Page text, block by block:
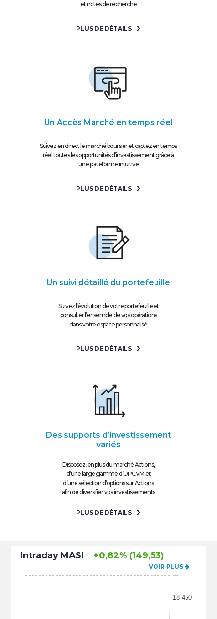
et notes de recherche
PLUS DE DÉTAILS
Un Accès Marché en temps réel
Suivez en direct le marché boursier et captez en temps
réel toutes les opportunités d’investissement grâce à
une plateforme intuitive
PLUS DE DÉTAILS
Un suivi détaillé du portefeuille
Suivez l’évolution de votre portefeuille et
consulter l’ensemble de vos opérations
dans votre espace personnalisé
PLUS DE DÉTAILS
Des supports d’investissement
variés
Disposez, en plus du marché Actions,
d’une large gamme d’OPCVM et
d’une sélection d’options sur Actions
afin de diversifier vos investissements
PLUS DE DÉTAILS
Intraday MASI +0,82% (149,53)
VOIR PLUS
18 450